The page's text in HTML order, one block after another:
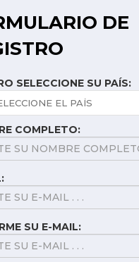
DE
SELECCIONE SU PAÍS:
COMPLETO:
SU E-MAIL: